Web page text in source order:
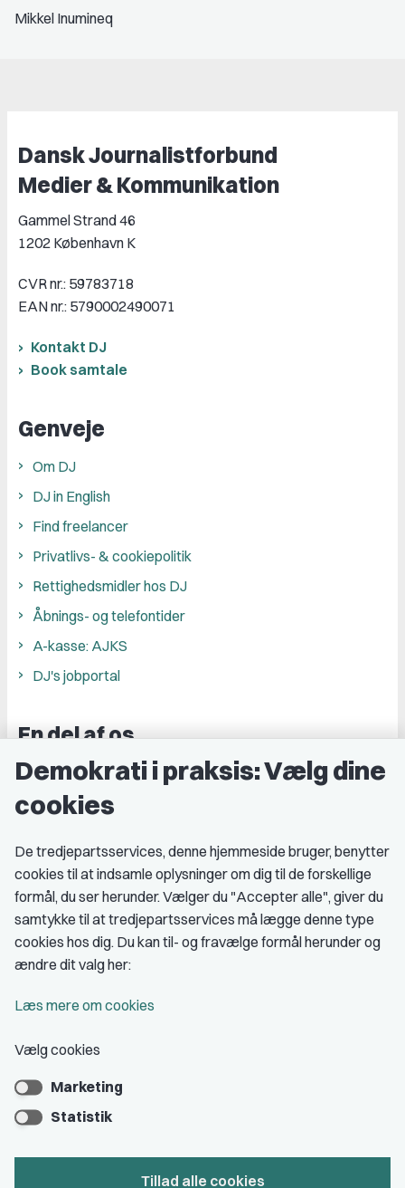
Mikkel Inumineq
Dansk Journalistforbund
Medier & Kommunikation
Gammel Strand 46
1202 København K
CVR nr.: 59783718
EAN nr.: 5790002490071
Kontakt DJ
Book samtale
Genveje
Om DJ
DJ in English
Find freelancer
Privatlivs- & cookiepolitik
Rettighedsmidler hos DJ
Åbnings- og telefontider
A-kasse: AJKS
DJ's jobportal
En del af os
Grupper og kredse
Studenterorganisationer
Medlemskab
Fordele som medlem
Kontingent
Bliv medlem
Demokrati i praksis: Vælg dine
cookies
De tredjepartsservices, denne hjemmeside bruger, benytter
cookies til at indsamle oplysninger om dig til de forskellige
formål, du ser herunder. Vælger du "Accepter alle", giver du
samtykke til at tredjepartsservices må lægge denne type
cookies hos dig. Du kan til- og fravælge formål herunder og
ændre dit valg her:
Læs mere om cookies
Vælg cookies
Marketing
Statistik
Tillad alle cookies